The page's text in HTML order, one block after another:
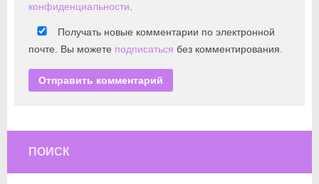
конфиденциальности
Получать новые комментарии по электронной
почте. Вы можете подписаться без комментирования.
ПОИСК